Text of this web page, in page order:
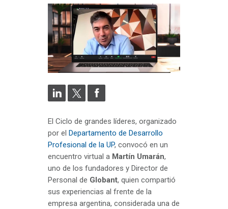
El Ciclo de grandes líderes, organizado
por el Departamento de Desarrollo
Profesional de la UP, convocó en un
encuentro virtual a Martín Umarán,
uno de los fundadores y Director de
Personal de Globant, quien compartió
sus experiencias al frente de la
empresa argentina, considerada una de